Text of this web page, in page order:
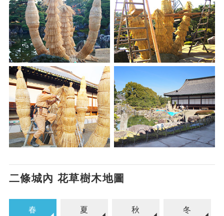
二條城內 花草樹木地圖
春 夏 秋 冬